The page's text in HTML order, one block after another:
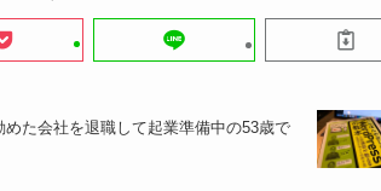
めた会社を退職して起業準備中の53歳で